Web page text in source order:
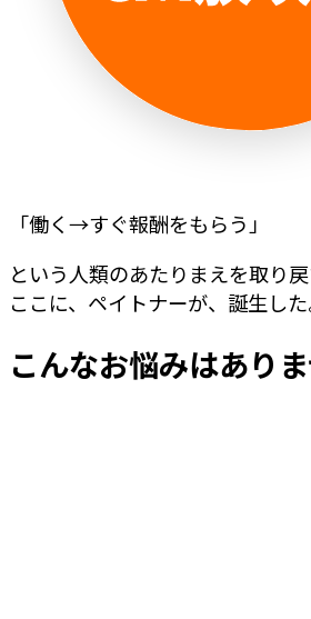
「働く→すぐ報酬をもらう」
という人類のあたりまえを取り戻
ここに、ペイトナーが、誕生した
こんなお悩みはあり